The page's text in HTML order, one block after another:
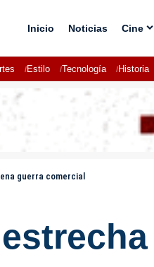
Inicio Noticias Cine
Estilo Tecnología Historia
guerra comercial